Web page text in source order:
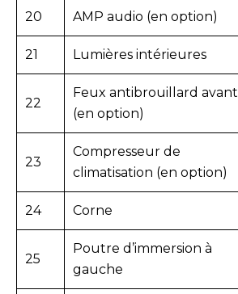
20 AMP audio (en option)
21 Lumières intérieures
22
Feux antibrouillard avant
(en option)
23
Compresseur de
climatisation (en option)
24 Corne
25
Poutre d’immersion à
gauche